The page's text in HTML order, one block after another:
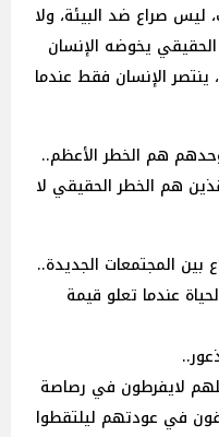
ليس صراع ضد البيئة، ولا
يخوضه الإنسان
ينتصر الإنسان فقط عندما
هم الخطر الأعظم..
هم الخطر الحقيقي لا
بين المجتمعات الجديدة..
عندما تعلو قيمة
لايفرطون في رصاصة
في عودتهم ليلتقطوا